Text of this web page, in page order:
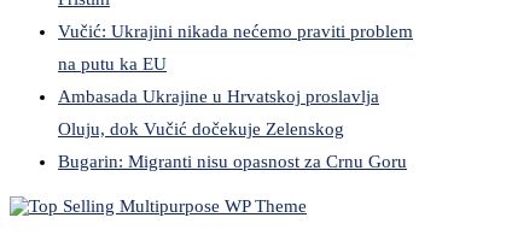
Vučić: Ukrajini nikada nećemo praviti problem
na putu ka EU
Ambasada Ukrajine u Hrvatskoj proslavlja
Oluju, dok Vučić dočekuje Zelenskog
Bugarin: Migranti nisu opasnost za Crnu Goru